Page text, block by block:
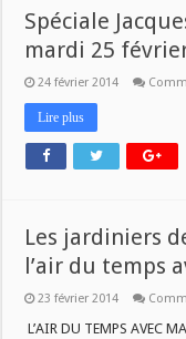
Spéciale
mardi 25
24 février 2014
Lire plus
Les jardiniers
l’air du temps
23 février 2014
L’AIR DU TEMPS AVEC